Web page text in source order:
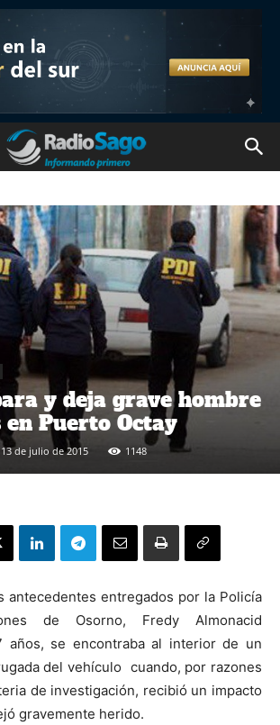
y deja grave hombre
en Puerto Octay
13 de julio de 2015 1148
antecedentes entregados por la Policía
de Osorno, Fredy Almonacid
años, se encontraba al interior de un
del vehículo cuando, por razones
de investigación, recibió un impacto
gravemente herido.